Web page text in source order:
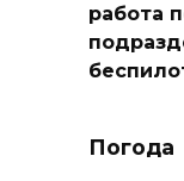
работа
Погода